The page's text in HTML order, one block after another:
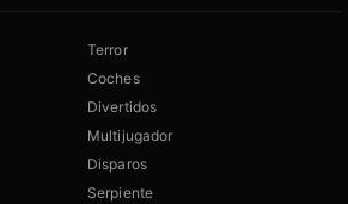
Terror
Coches
Divertidos
Multijugador
Disparos
Serpiente